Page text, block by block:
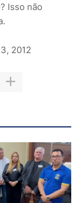
Isso não
2012